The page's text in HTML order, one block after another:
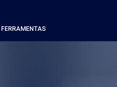
FERRAMENTAS